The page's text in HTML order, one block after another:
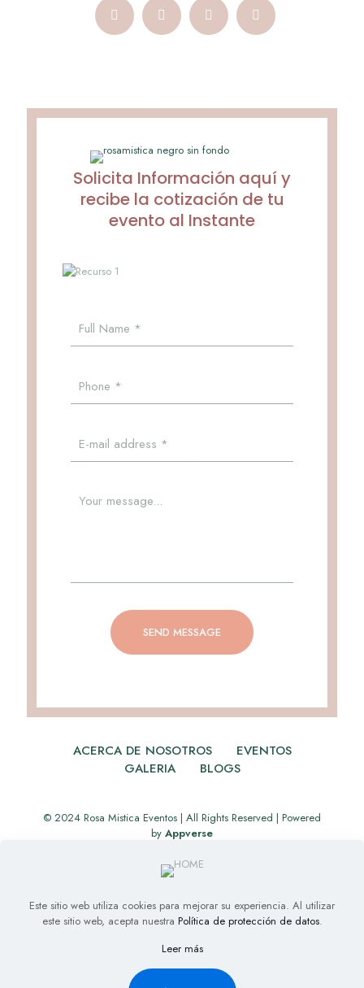
Solicita Información aquí y
recibe la cotización de tu
evento al Instante
ACERCA DE NOSOTROS
EVENTOS
GALERIA
BLOGS
© 2024 Rosa Mistica Eventos | All Rights Reserved | Powered
by Appverse
Este sitio web utiliza cookies para mejorar su experiencia. Al utilizar
este sitio web, acepta nuestra Política de protección de datos.
Leer más